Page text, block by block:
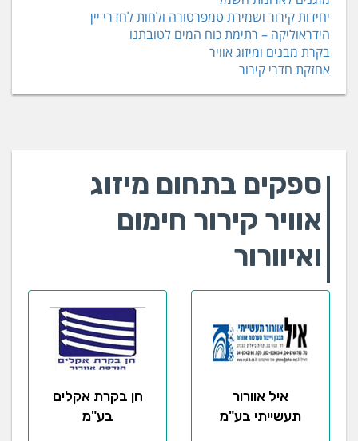
יחידות קירור ושמירת טמפרטורה ולחות לחדרי יין
הידראוליקה – רתימת כוח המים לטובתנו
בקרת מבנים ומיזוג אוויר
אחזקת חדרי קירור
ספקים בתחום מיזוג
אוויר קירור חימום
ואיוורור
איל אוורור
תעשייתי בע"מ
חן בקרת אקלים
בע"מ